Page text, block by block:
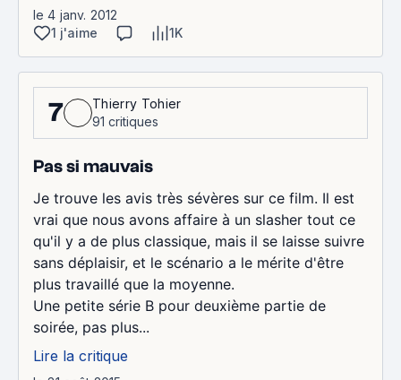
le 4 janv. 2012
1 j'aime
1K
7
Thierry Tohier
91 critiques
Pas si mauvais
Je trouve les avis très sévères sur ce film. Il est
vrai que nous avons affaire à un slasher tout ce
qu'il y a de plus classique, mais il se laisse suivre
sans déplaisir, et le scénario a le mérite d'être
plus travaillé que la moyenne.
Une petite série B pour deuxième partie de
soirée, pas plus...
Lire la critique